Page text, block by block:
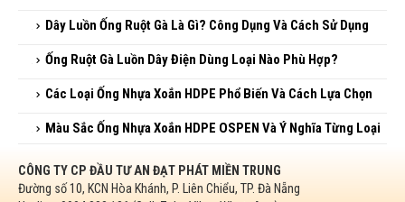
Dây Luồn Ống Ruột Gà Là Gì? Công Dụng Và Cách Sử Dụng
Ống Ruột Gà Luồn Dây Điện Dùng Loại Nào Phù Hợp?
Các Loại Ống Nhựa Xoắn HDPE Phổ Biến Và Cách Lựa Chọn
Màu Sắc Ống Nhựa Xoắn HDPE OSPEN Và Ý Nghĩa Từng Loại
CÔNG TY CP ĐẦU TƯ AN ĐẠT PHÁT MIỀN TRUNG
Đường số 10, KCN Hòa Khánh, P. Liên Chiểu, TP. Đà Nẵng